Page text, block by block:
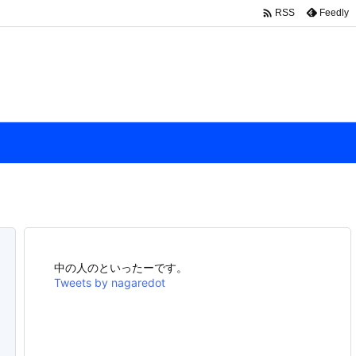
 RSS Feedly
中の人のといったーです。
Tweets by nagaredot